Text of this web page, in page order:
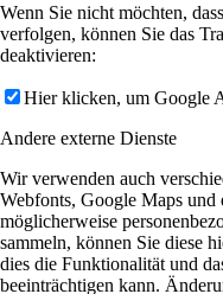
Wenn Sie nicht möchten,
verfolgen, können Sie das
deaktivieren:
Hier klicken, um Google
Andere externe Dienste
Wir verwenden auch
Webfonts, Google Maps und
möglicherweise
sammeln, können Sie diese
dies die Funktionalität und
beeinträchtigen kann.